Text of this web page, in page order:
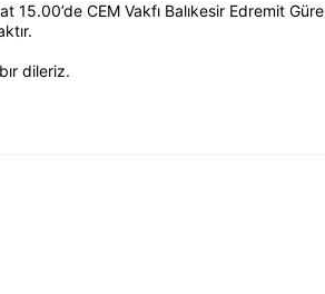
15.00’de CEM Vakfı Balıkesir Edremit Güre
dileriz.